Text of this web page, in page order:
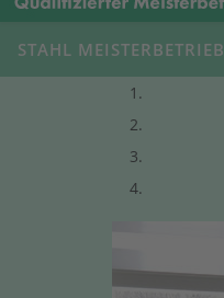
STAHL MEISTERBETRIEB